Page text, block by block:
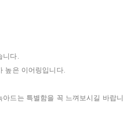
다.
높은 이어링입니다.
드는 특별함을 꼭 느껴보시길 바랍니